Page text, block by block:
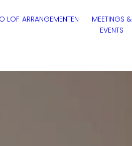
LOF ARRANGEMENTEN
MEETINGS &
EVENTS